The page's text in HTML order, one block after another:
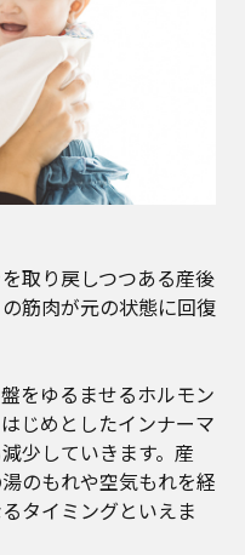
取り戻しつつある産後
筋肉が元の状態に回復
をゆるませるホルモン
じめとしたインナーマ
少していきます。産
のもれや空気もれを経
タイミングといえま